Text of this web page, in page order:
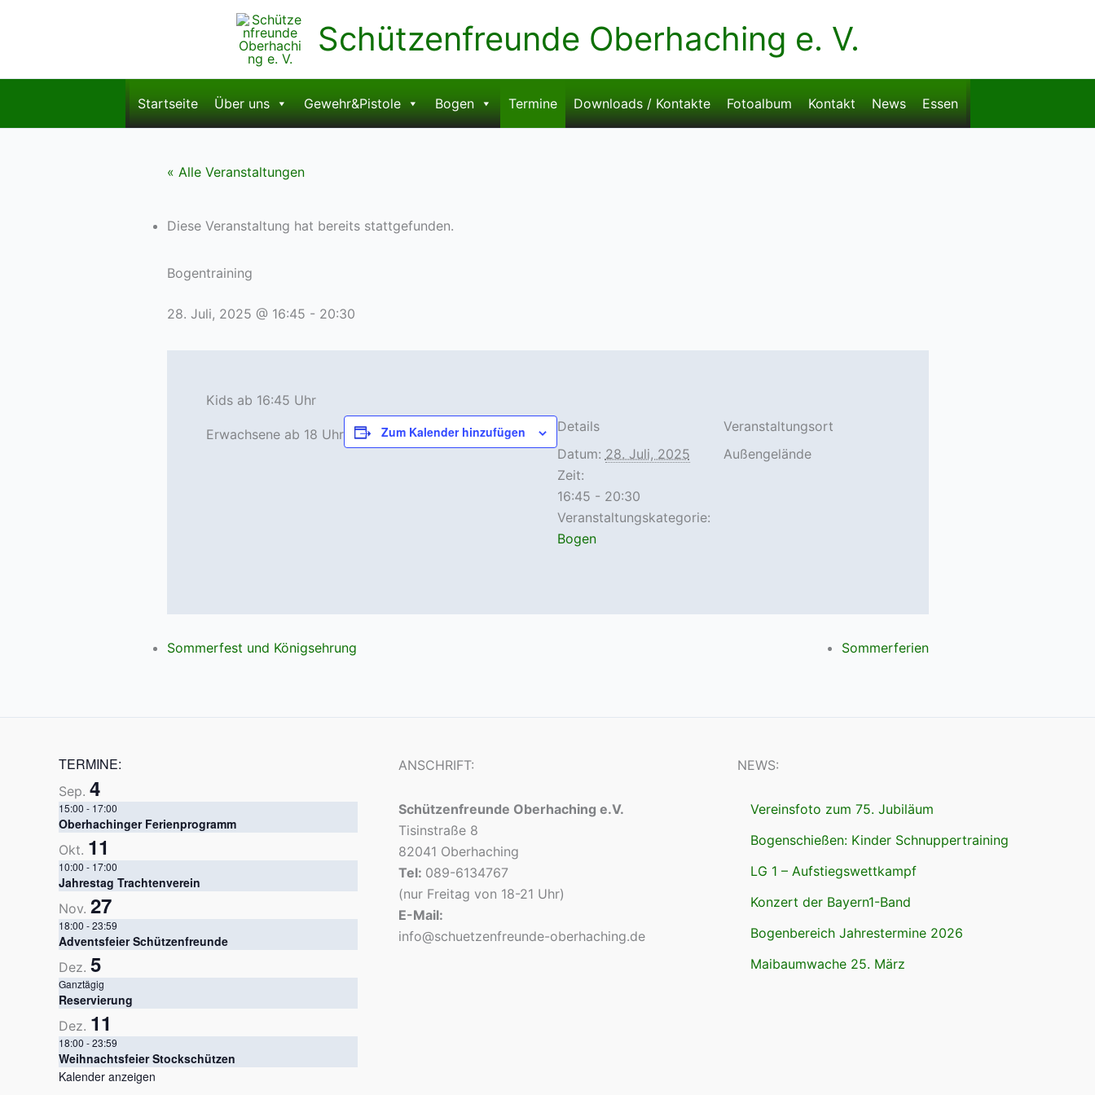
Schützenfreunde Oberhaching e. V.
Startseite Über uns Gewehr&Pistole Bogen Termine Downloads / Kontakte Fotoalbum Kontakt News Essen
« Alle Veranstaltungen
Diese Veranstaltung hat bereits stattgefunden.
Bogentraining
28. Juli, 2025 @ 16:45 - 20:30
Kids ab 16:45 Uhr
Erwachsene ab 18 Uhr Zum Kalender hinzufügen
Details
Datum: 28. Juli, 2025
Zeit:
16:45 - 20:30
Veranstaltungskategorie:
Bogen
Veranstaltungsort
Außengelände
Sommerfest und Königsehrung Sommerferien
TERMINE:
Sep. 4
15:00 - 17:00
Oberhachinger Ferienprogramm
Okt. 11
10:00 - 17:00
Jahrestag Trachtenverein
Nov. 27
18:00 -23:59
Adventsfeier Schützenfreunde
Dez. 5
Ganztägig
Reservierung
Dez. 11
18:00 -23:59
Weihnachtsfeier Stockschützen
Kalender anzeigen
ANSCHRIFT:
Schützenfreunde Oberhaching e.V.
Tisinstraße 8
82041 Oberhaching
Tel: 089-6134767
(nur Freitag von 18-21 Uhr)
E-Mail:
info@schuetzenfreunde-oberhaching.de
NEWS:
Vereinsfoto zum 75. Jubiläum
Bogenschießen: Kinder Schnuppertraining
LG 1 – Aufstiegswettkampf
Konzert der Bayern1-Band
Bogenbereich Jahrestermine 2026
Maibaumwache 25. März